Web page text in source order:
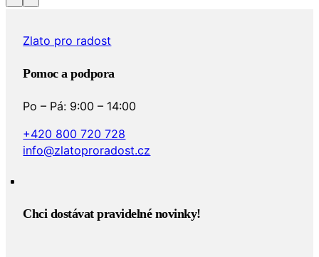
Zlato pro radost
Pomoc a podpora
Po – Pá: 9:00 – 14:00
+420 800 720 728
info@zlatoproradost.cz
Chci dostávat pravidelné novinky!​